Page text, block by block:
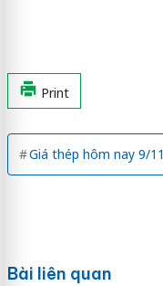
Print
Giá thép hôm nay 9/11
Bài liên quan